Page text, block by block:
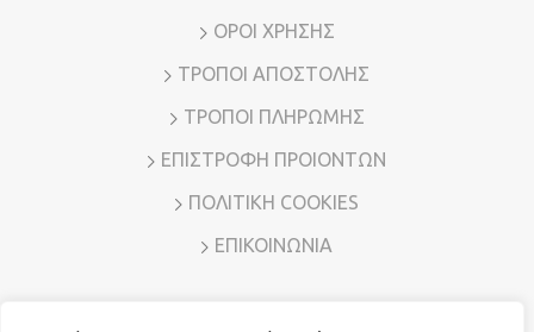
ΟΡΟΙ ΧΡΗΣΗΣ
ΤΡΟΠΟΙ ΑΠΟΣΤΟΛΗΣ
ΤΡΟΠΟΙ ΠΛΗΡΩΜΗΣ
ΕΠΙΣΤΡΟΦΗ ΠΡΟΙΟΝΤΩΝ
ΠΟΛΙΤΙΚΗ COOKIES
ΕΠΙΚΟΙΝΩΝΙΑ